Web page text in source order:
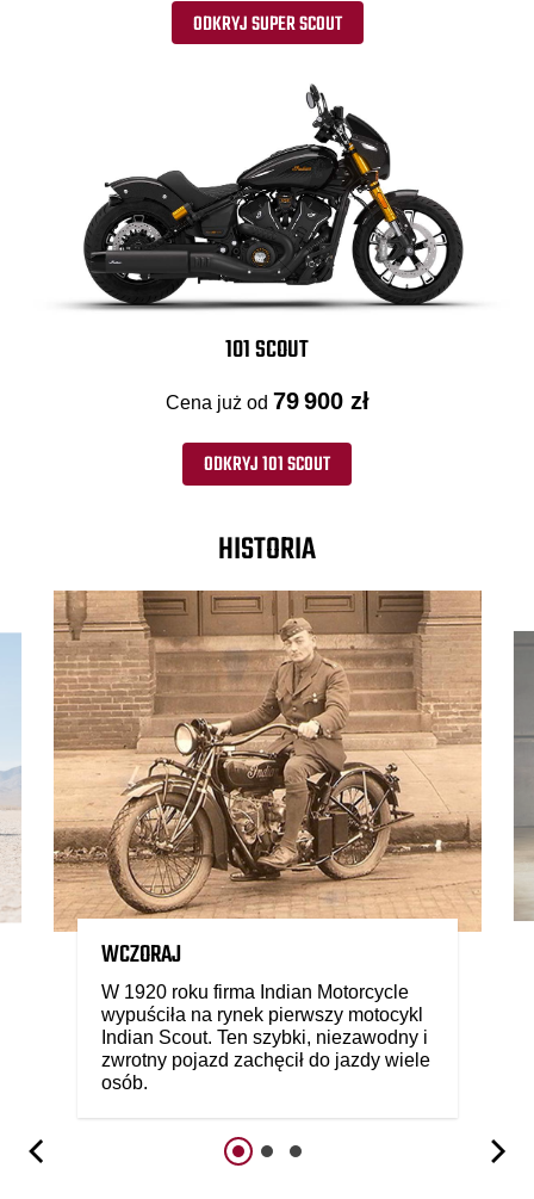
ODKRYJ SUPER SCOUT
101 SCOUT
Cena już od 79 900 zł
ODKRYJ 101 SCOUT
HISTORIA
WCZORAJ
W 1920 roku firma Indian Motorcycle
wypuściła na rynek pierwszy motocykl
Indian Scout. Ten szybki, niezawodny i
zwrotny pojazd zachęcił do jazdy wiele
osób.